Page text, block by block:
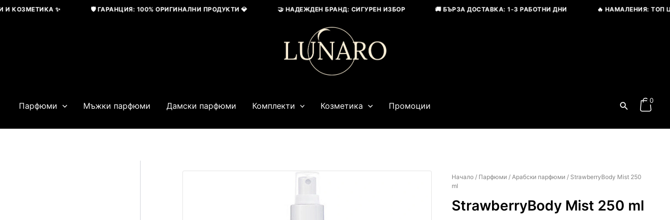
Skip
Парфюми Мъжки парфюми Дамски парфюми Комплекти Козметика Промоции Search0
Начало / Парфюми / Арабски парфюми / StrawberryBody Mist 250
ml
StrawberryBody Mist 250 ml
price
was:
30,17 € / 59,00 лв.
range:
94,59 € / 185,00 лв.
✨ 🛡️ ГАРАНЦИЯ: 100% ОРИГИНАЛНИ ПРОДУКТИ 💎 🤝 НАДЕЖДЕН БРАНД: СИГУРЕН ИЗБОР 🚚 БЪРЗА ДОСТАВКА: 1-3 РАБОТНИ ДНИ 🔥 НАМАЛЕНИЯ: ТОП